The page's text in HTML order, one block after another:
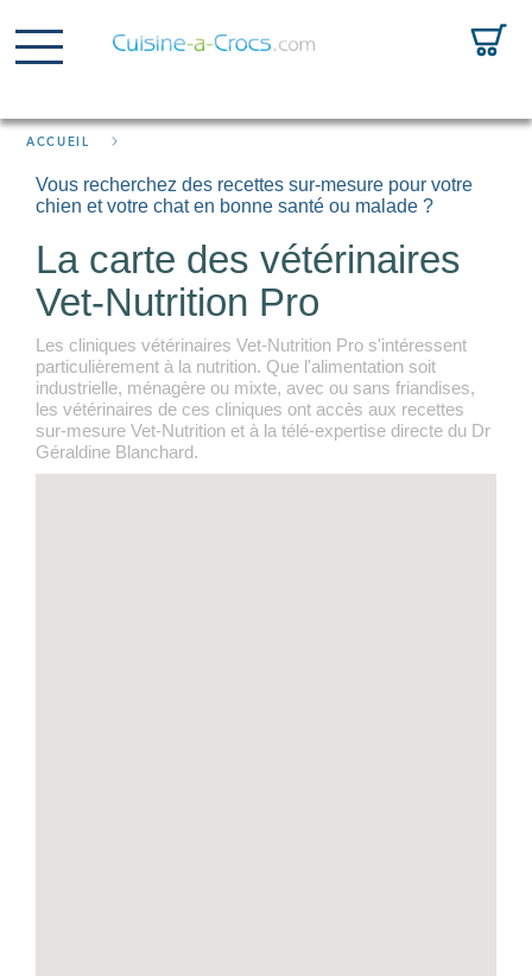
ACCUEIL
Vous recherchez des recettes sur-mesure pour votre
chien et votre chat en bonne santé ou malade ?
La carte des vétérinaires
Vet-Nutrition Pro
Les cliniques vétérinaires Vet-Nutrition Pro s'intéressent
particulièrement à la nutrition. Que l'alimentation soit
industrielle, ménagère ou mixte, avec ou sans friandises,
les vétérinaires de ces cliniques ont accès aux recettes
sur-mesure Vet-Nutrition et à la télé-expertise directe du Dr
Géraldine Blanchard.